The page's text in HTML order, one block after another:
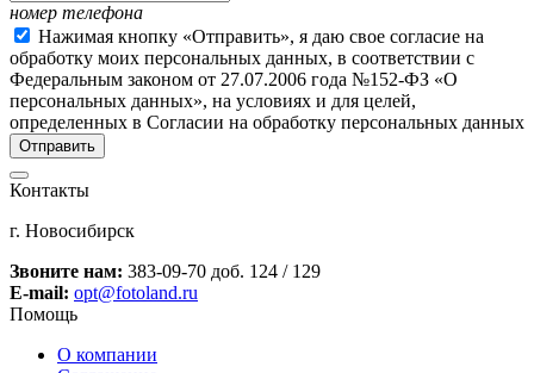
номер телефона
Нажимая кнопку «Отправить», я даю свое согласие на
обработку моих персональных данных, в соответствии с
Федеральным законом от 27.07.2006 года №152-ФЗ «О
персональных данных», на условиях и для целей,
определенных в Согласии на обработку персональных данных
Контакты
г. Новосибирск
Звоните нам: 383-09-70 доб. 124 / 129
E-mail: opt@fotoland.ru
Помощь
О компании